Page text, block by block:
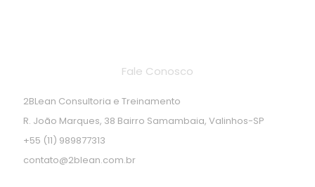
Fale Conosco
2BLean Consultoria e Treinamento
R. João Marques, 38 Bairro Samambaia, Valinhos-SP
+55 (11) 989877313
contato@2blean.com.br